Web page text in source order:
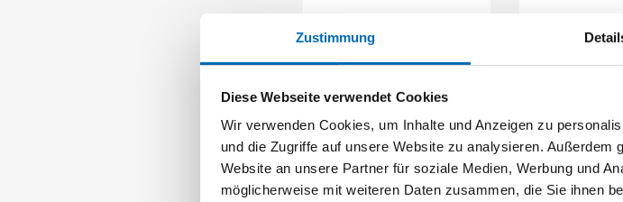
Zustimmung
Diese Webseite verwendet Cookies
Wir verwenden Cookies, um Inhalte und Anzeigen zu
und die Zugriffe auf unsere Website zu analysieren.
Website an unsere Partner für soziale Medien, Werbung und
möglicherweise mit weiteren Daten zusammen, die Sie ihnen
HOPPE
Drückergarnitur mit
Schmalschild Liège
1540/303N, Aluminium
Langschild
M112SLN/